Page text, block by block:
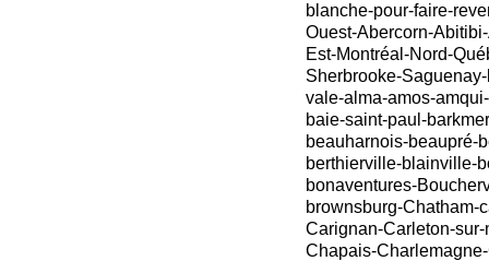
blanche-pour-faire-
Ouest-Abercorn-
Est-Montréal-Nord-
Sherbrooke-
vale-alma-amos-
baie-saint-paul-
beauharnois-beaupré-
berthierville-blainville-
bonaventures-
brownsburg-Chatham-
Carignan-Carleton-
Chapais-